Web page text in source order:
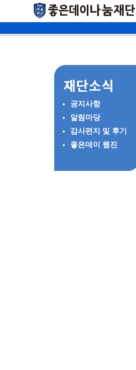
공지사항
알림마당
감사편지 및 후기
좋은데이 웹진